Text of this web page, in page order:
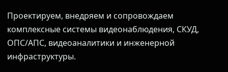
Проектируем, внедряем и сопровождаем
комплексные системы видеонаблюдения, СКУД,
ОПС/АПС, видеоаналитики и инженерной
инфраструктуры.